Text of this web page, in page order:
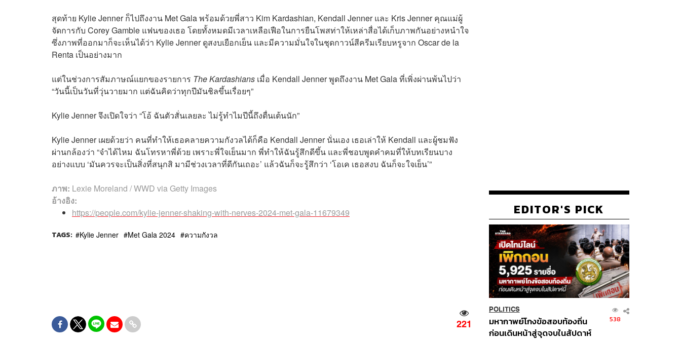
สุดท้าย Kylie Jenner ก็ไปถึงงาน Met Gala พร้อมด้วยพี่สาว Kim Kardashian, Kendall Jenner และ Kris Jenner คุณแม่ผู้
จัดการกับ Corey Gamble แฟนของเธอ โดยทั้งหมดมีเวลาเหลือเฟือในการยืนโพสท่าให้เหล่าสื่อได้เก็บภาพกันอย่างหนำใจ
ซึ่งภาพที่ออกมาก็จะเห็นได้ว่า Kylie Jenner ดูสงบเยือกเย็น และมีความมั่นใจในชุดกาวน์สีครีมเรียบหรูจาก Oscar de la
Renta เป็นอย่างมาก
แต่ในช่วงการสัมภาษณ์แยกของรายการ The Kardashians เมื่อ Kendall Jenner พูดถึงงาน Met Gala ที่เพิ่งผ่านพ้นไปว่า
“วันนี้เป็นวันที่วุ่นวายมาก แต่ฉันคิดว่าทุกปีมันชิลขึ้นเรื่อยๆ”
Kylie Jenner จึงเปิดใจว่า “โอ้ ฉันตัวสั่นเลยละ ไม่รู้ทำไมปีนี้ถึงตื่นเต้นนัก”
Kylie Jenner เผยด้วยว่า คนที่ทำให้เธอคลายความกังวลได้ก็คือ Kendall Jenner นั่นเอง เธอเล่าให้ Kendall และผู้ชมฟัง
ผ่านกล้องว่า “จำได้ไหม ฉันโทรหาพี่ด้วย เพราะพี่ใจเย็นมาก พี่ทำให้ฉันรู้สึกดีขึ้น และพี่ชอบพูดคำคมที่ให้บทเรียนบาง
อย่างแบบ ‘มันควรจะเป็นสิ่งที่สนุกสิ มามีช่วงเวลาที่ดีกันเถอะ’ แล้วฉันก็จะรู้สึกว่า ‘โอเค เธอสงบ ฉันก็จะใจเย็น’”
ภาพ: Lexie Moreland / WWD via Getty Images
อ้างอิง:
https://people.com/kylie-jenner-shaking-with-nerves-2024-met-gala-11679349
TAGS: Kylie Jenner Met Gala 2024 ความกังวล
221
EDITOR'S PICK
POLITICS
มหากาพย์โกงข้อสอบท้องถิ่น
ก่อนเดินหน้าสู่จุดจบในสัปดาห์
538